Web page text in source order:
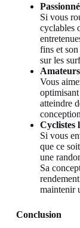
Si vous
cyclables
fins et
sur les
Vous
atteindre
Cyclistes
Si vous
que ce
une
Sa
maintenir
Conclusion